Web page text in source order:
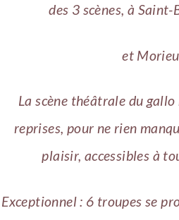
des 3 scènes, à Saint-
et
​La scène théâtrale du
reprises, pour ne rien
plaisir, accessibles à
Exceptionnel : 6 troupes se